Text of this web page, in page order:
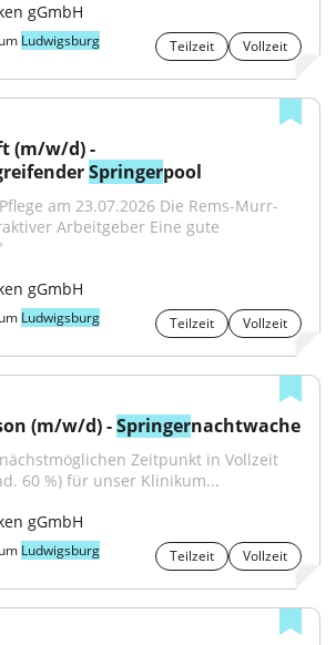
gGmbH
Ludwigsburg Teilzeit Vollzeit
(m/w/d) -
Springerpool
am 23.07.2026 Die Rems-Murr-
Arbeitgeber Eine gute
gGmbH
Ludwigsburg Teilzeit Vollzeit
(m/w/d) - Springernachtwache
Zeitpunkt in Vollzeit
60 %) für unser Klinikum...
gGmbH
Ludwigsburg Teilzeit Vollzeit